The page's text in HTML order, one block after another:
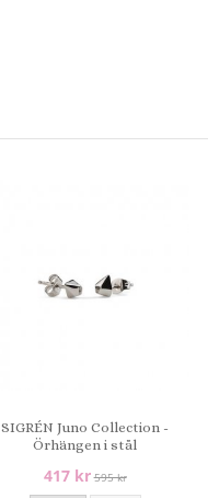
SIGRÉN Juno Collection -
Örhängen i stål
417 kr 595 kr